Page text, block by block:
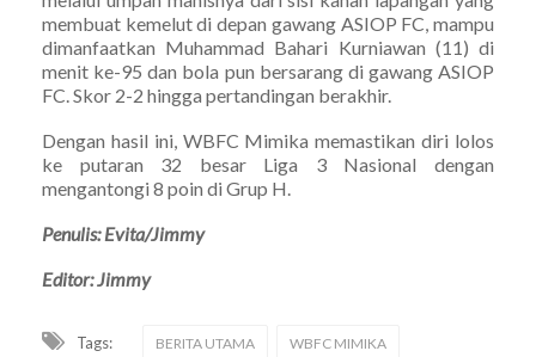
membuat kemelut di depan gawang ASIOP FC, mampu
dimanfaatkan Muhammad Bahari Kurniawan (11) di
menit ke-95 dan bola pun bersarang di gawang ASIOP
FC. Skor 2-2 hingga pertandingan berakhir.
Dengan hasil ini, WBFC Mimika memastikan diri lolos
ke putaran 32 besar Liga 3 Nasional dengan
mengantongi 8 poin di Grup H.
Penulis: Evita/Jimmy
Editor: Jimmy
Tags: BERITA UTAMA WBFC MIMIKA